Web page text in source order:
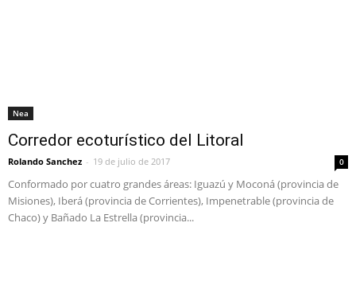
Nea
Corredor ecoturístico del Litoral
Rolando Sanchez - 19 de julio de 2017 0
Conformado por cuatro grandes áreas: Iguazú y Moconá (provincia de
Misiones), Iberá (provincia de Corrientes), Impenetrable (provincia de
Chaco) y Bañado La Estrella (provincia...